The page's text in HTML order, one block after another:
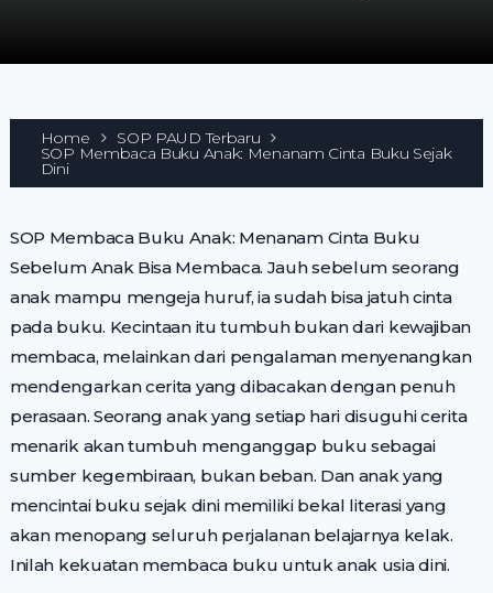
Home SOP PAUD Terbaru
SOP Membaca Buku Anak: Menanam Cinta Buku Sejak
Dini
SOP Membaca Buku Anak: Menanam Cinta Buku
Sebelum Anak Bisa Membaca. Jauh sebelum seorang
anak mampu mengeja huruf, ia sudah bisa jatuh cinta
pada buku. Kecintaan itu tumbuh bukan dari kewajiban
membaca, melainkan dari pengalaman menyenangkan
mendengarkan cerita yang dibacakan dengan penuh
perasaan. Seorang anak yang setiap hari disuguhi cerita
menarik akan tumbuh menganggap buku sebagai
sumber kegembiraan, bukan beban. Dan anak yang
mencintai buku sejak dini memiliki bekal literasi yang
akan menopang seluruh perjalanan belajarnya kelak.
Inilah kekuatan membaca buku untuk anak usia dini.